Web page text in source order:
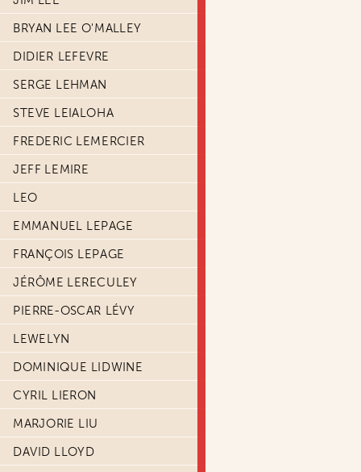
BRYAN LEE O'MALLEY
DIDIER LEFEVRE
SERGE LEHMAN
STEVE LEIALOHA
FREDERIC LEMERCIER
JEFF LEMIRE
LEO
EMMANUEL LEPAGE
FRANÇOIS LEPAGE
JÉRÔME LERECULEY
PIERRE-OSCAR LÉVY
LEWELYN
DOMINIQUE LIDWINE
CYRIL LIERON
MARJORIE LIU
DAVID LLOYD